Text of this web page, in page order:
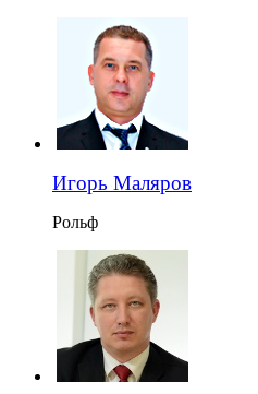
Игорь Маляров
Рольф